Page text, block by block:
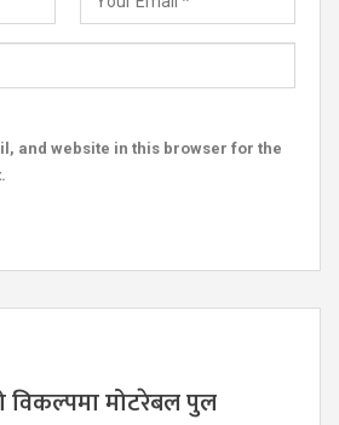
and website in this browser for the
विकल्पमा मोटरेबल पुल